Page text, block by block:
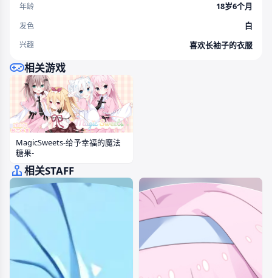
相关游戏
MagicSweets-给予幸福的魔法
糖果-
相关STAFF
年龄 18岁6个月
发色 白
兴趣 喜欢长袖子的衣服